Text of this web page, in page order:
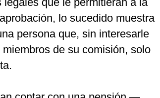
lo sucedido muestra
persona que, sin interesarle
de su comisión, solo